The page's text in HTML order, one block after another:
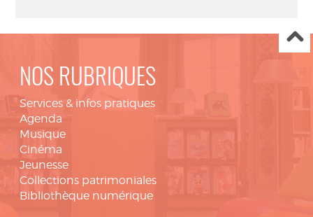
NOS RUBRIQUES
Services & infos pratiques
Agenda
Musique
Cinéma
Jeunesse
Collections patrimoniales
Bibliothèque numérique